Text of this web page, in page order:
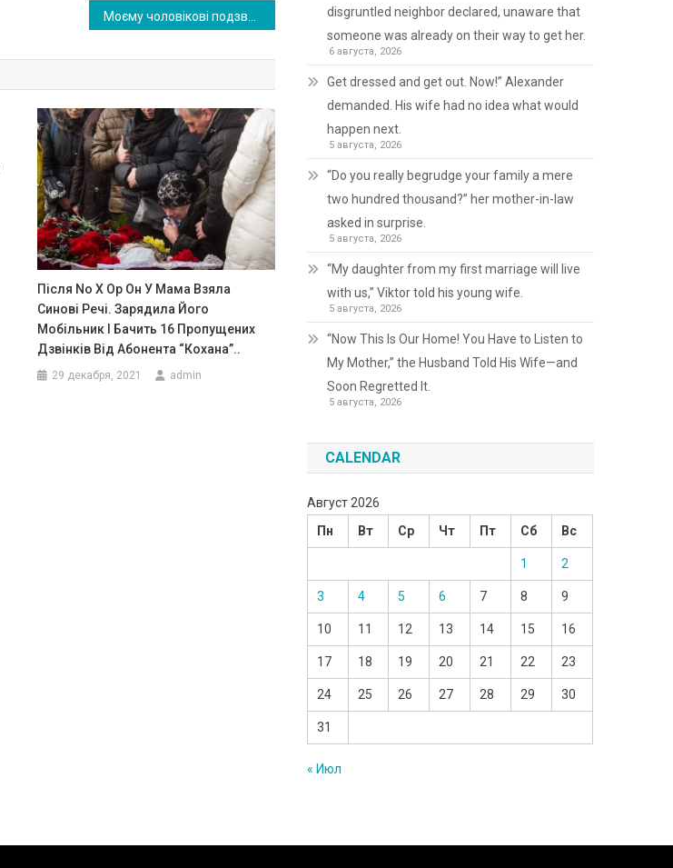
Після No X Oр Он У Мама Взяла
Синові Речі. Зарядила Його
Мобільник І Бачить 16 Пропущених
Дзвінків Від Абонента “Кохана”..
29 декабря, 2021 admin
disgruntled neighbor declared, unaware that
someone was already on their way to get her.
6 августа, 2026
Get dressed and get out. Now!” Alexander
demanded. His wife had no idea what would
happen next.
5 августа, 2026
“Do you really begrudge your family a mere
two hundred thousand?” her mother-in-law
asked in surprise.
5 августа, 2026
“My daughter from my first marriage will live
with us,” Viktor told his young wife.
5 августа, 2026
“Now This Is Our Home! You Have to Listen to
My Mother,” the Husband Told His Wife—and
Soon Regretted It.
5 августа, 2026
CALENDAR
Август 2026
Пн
Вт Ср Чт Пт Сб Вс
1 2
3 4 5 6 7 8 9
10 11 12 13 14 15 16
17 18 19 20 21 22 23
24 25 26 27 28 29 30
31
« Июл